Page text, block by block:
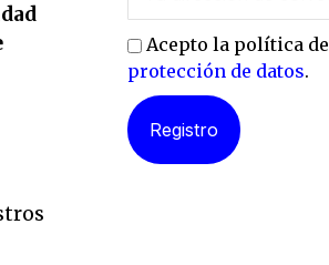
Acepto la política de
protección de datos.